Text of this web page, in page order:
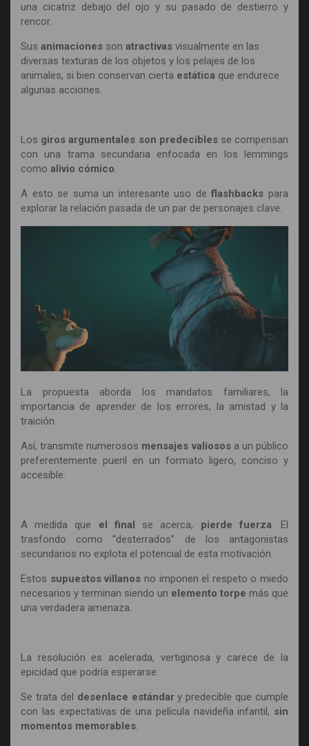
una cicatriz debajo del ojo y su pasado de destierro y
rencor.
Sus animaciones son atractivas visualmente en las
diversas texturas de los objetos y los pelajes de los
animales, si bien conservan cierta estática que endurece
algunas acciones.
Los giros argumentales son predeciblesse compensan
con una trama secundaria enfocada en los lemmings
como alivio cómico.
A esto se suma un interesante uso deflashbacks para
explorar la relación pasada de un par de personajes clave.
La propuesta aborda los mandatos familiares, la
importancia de aprender de los errores, la amistad y la
traición.
Así, transmite numerosos mensajes valiosos a un público
preferentemente pueril en un formato ligero, conciso y
accesible.
A medida que el final se acerca, pierde fuerza. El
trasfondo como “desterrados” de los antagonistas
secundarios no explota el potencial de esta motivación.
Estos supuestos villanos no imponen el respeto o miedo
necesarios y terminan siendo un elemento torpe más que
una verdadera amenaza.
La resolución es acelerada, vertiginosa y carece de la
epicidad que podría esperarse.
Se trata del desenlace estándary predecible que cumple
con las expectativas de una película navideña infantil, sin
momentos memorables.